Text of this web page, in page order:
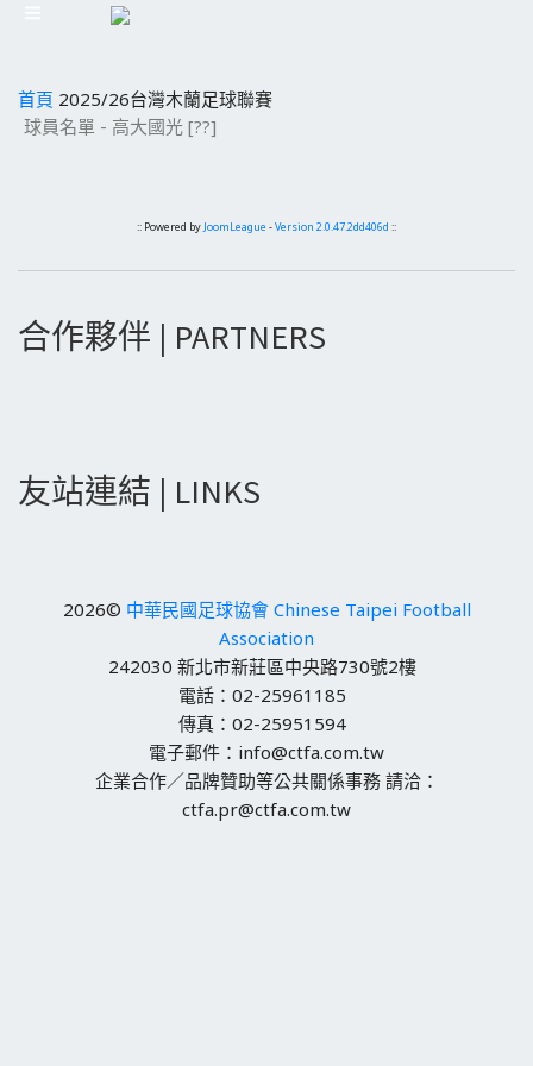
首頁 2025/26台灣木蘭足球聯賽
球員名單 - 高大國光 [??]
:: Powered by JoomLeague -Version 2.0.47.2dd406d ::
合作夥伴 | PARTNERS
友站連結 | LINKS
2026© 中華民國足球協會 Chinese Taipei Football
Association
242030 新北市新莊區中央路730號2樓
電話：02-25961185
傳真：02-25951594
電子郵件：info@ctfa.com.tw
企業合作／品牌贊助等公共關係事務 請洽：
ctfa.pr@ctfa.com.tw